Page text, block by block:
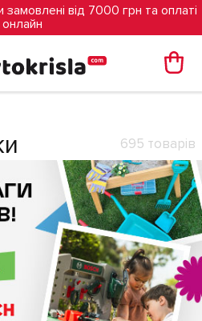
від 7000 грн та оплаті
онлайн
695 товарів